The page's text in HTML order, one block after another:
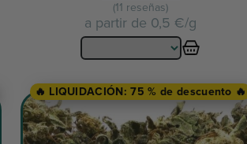
(11 reseñas)
a partir de 0,5 €/g
🔥 LIQUIDACIÓN: 75 % de descuento 🔥